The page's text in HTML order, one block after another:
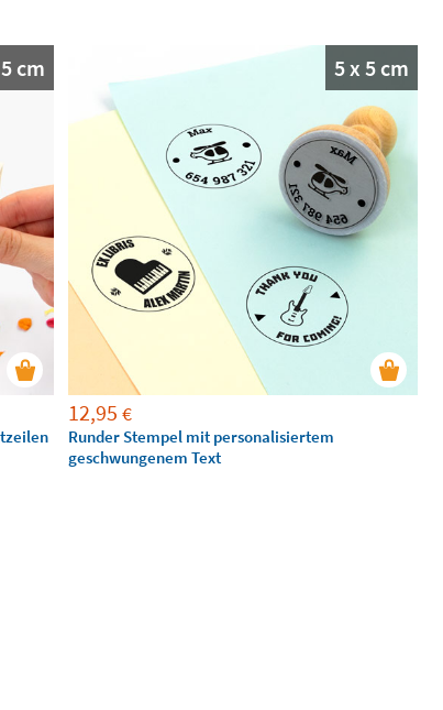
cm 5 x 5 cm
12,95 €
Runder Stempel mit personalisiertem
geschwungenem Text